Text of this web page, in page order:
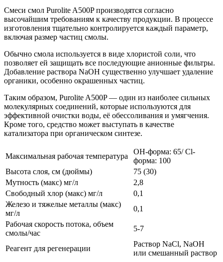
Смеси смол Purolite A500P производятся согласно
высочайшим требованиям к качеству продукции. В процессе
изготовления тщательно контролируется каждый параметр,
включая размер частиц смолы.
Обычно смола используется в виде хлористой соли, что
позволяет ей защищать все последующие анионные фильтры.
Добавление раствора NaOH существенно улучшает удаление
органики, особенно окрашенных частиц.
Таким образом, Purolite A500P — один из наиболее сильных
молекулярных соединений, которые используются для
эффективной очистки воды, её обессоливания и умягчения.
Кроме того, средство может выступать в качестве
катализатора при органическом синтезе.
Максимальная рабочая температура
ОН-форма: 65/ Cl-
форма: 100
Высота слоя, см (дюймы)
75 (30)
Мутность (макс) мг/л
2,8
Свободный хлор (макс) мг/л
0,1
Железо и тяжелые металлы (макс)
мг/л
0,1
Рабочая скорость потока, объем
смолы/час
5-7
Реагент для регенерации
Раствор NaCl, NaOH
или смешанный раствор